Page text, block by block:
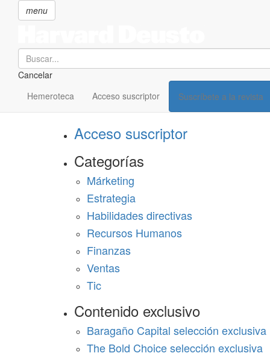
menu
Search
Cancelar
Hemeroteca
Acceso suscriptor Suscríbete a la revista
SECCIONES
Suscríbete a Harvard Deusto
Acceso suscriptor
Categorías
Márketing
Estrategia
Habilidades directivas
Recursos Humanos
Finanzas
Ventas
Tic
Contenido exclusivo
Baragaño Capital selección exclusiva
The Bold Choice selección exclusiva